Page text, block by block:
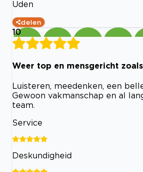
Uden
delen
10
Weer top en mensgericht
Luisteren, meedenken, een
Gewoon vakmanschap en al
team.
Service
Deskundigheid